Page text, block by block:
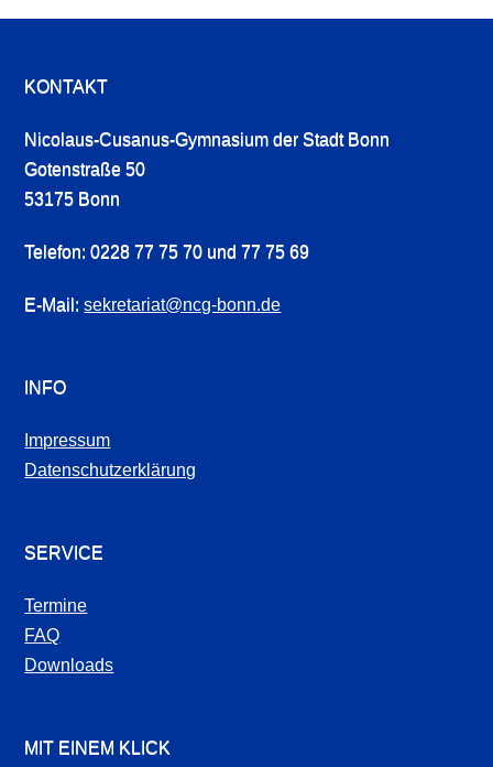
KONTAKT
Nicolaus-Cusanus-Gymnasium der Stadt Bonn
Gotenstraße 50
53175 Bonn
Telefon: 0228 77 75 70 und 77 75 69
E-Mail:sekretariat@ncg-bonn.de
INFO
Impressum
Datenschutzerklärung
SERVICE
Termine
FAQ
Downloads
MIT EINEM KLICK